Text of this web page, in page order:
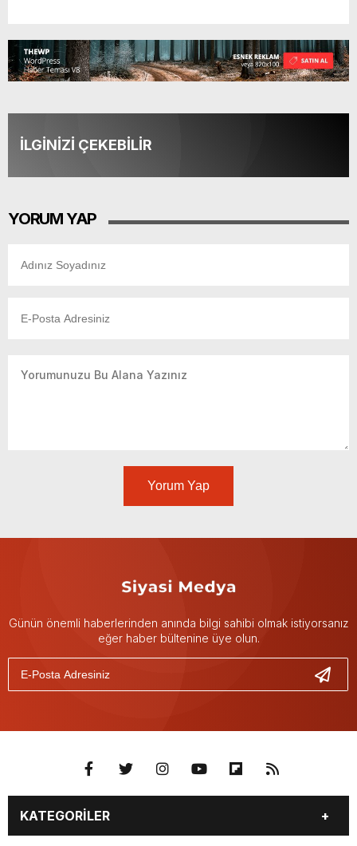
İLGİNİZİ ÇEKEBİLİR
YORUM YAP
Yorum Yap
Günün önemli haberlerinden anında bilgi sahibi olmak istiyorsanız
eğer haber bültenine üye olun.
KATEGORİLER